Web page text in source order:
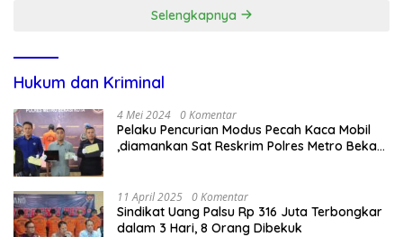
Selengkapnya
Hukum dan Kriminal
4 Mei 2024 0 Komentar
Pelaku Pencurian Modus Pecah Kaca Mobil
,diamankan Sat Reskrim Polres Metro Bekasi
11 April 2025 0 Komentar
Sindikat Uang Palsu Rp 316 Juta Terbongkar
dalam 3 Hari, 8 Orang Dibekuk